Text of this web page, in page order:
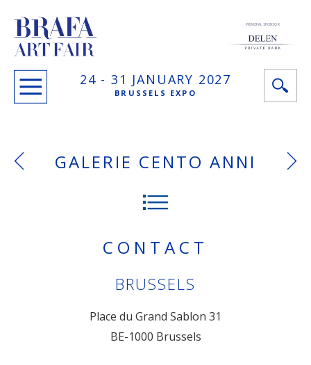
24 - 31 JANUARY 2027
BRUSSELS EXPO
PRINCIPAL SPONSOR
GALERIE CENTO ANNI
CONTACT
BRUSSELS
Place du Grand Sablon 31
BE-1000 Brussels